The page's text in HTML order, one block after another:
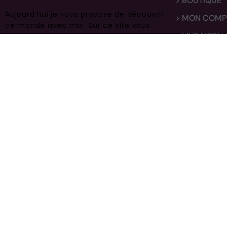
Aujourd’hui je vous propose de découvrir
ce monde avec moi. Sur ce site vous
trouverez des centaines de modèles
> MON
> LIVRAISON